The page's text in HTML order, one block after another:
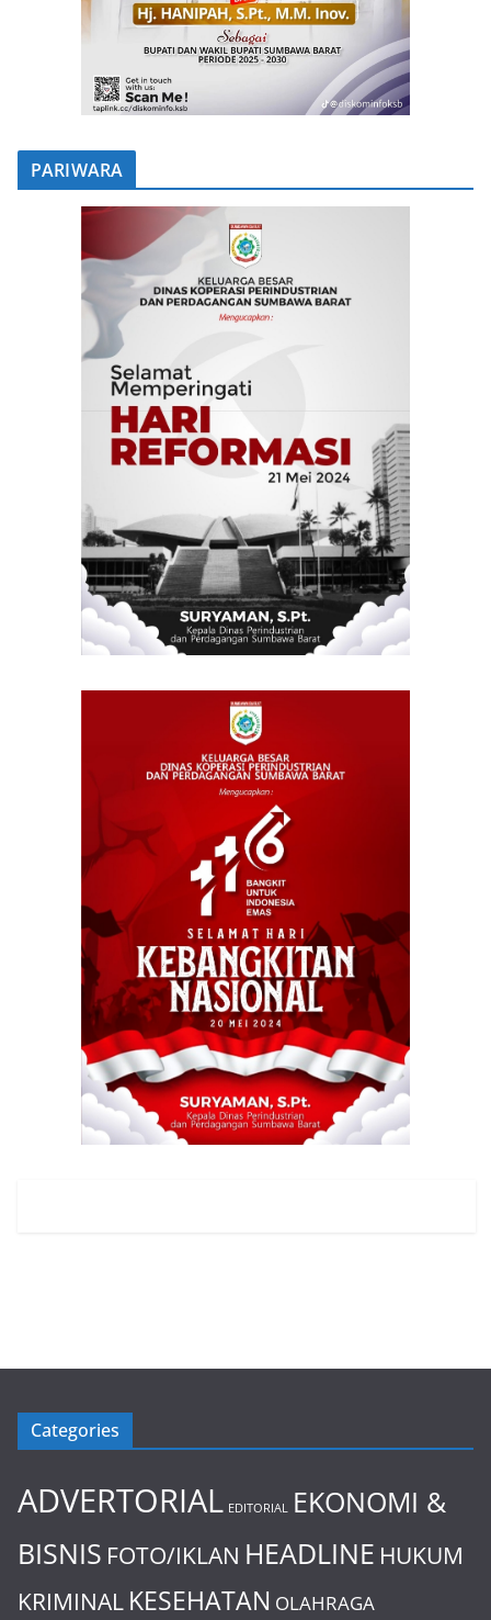
PARIWARA
Categories
ADVERTORIAL EDITORIAL EKONOMI &
BISNIS FOTO/IKLAN HEADLINE HUKUM
KRIMINAL KESEHATAN OLAHRAGA